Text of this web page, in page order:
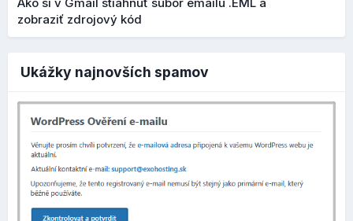
a popis produktu, ktorý sa bude zobrazovať vo
výsledkoch vyhľadávania (Google, Bing). Môžete upraviť aj
odkaz, ak nechcete, nechajte pole prázdne a použije sa
automatický odkaz vygenerovaný Exowebom:
zobraziť zdrojový kód
Ukážky najnovších spamov